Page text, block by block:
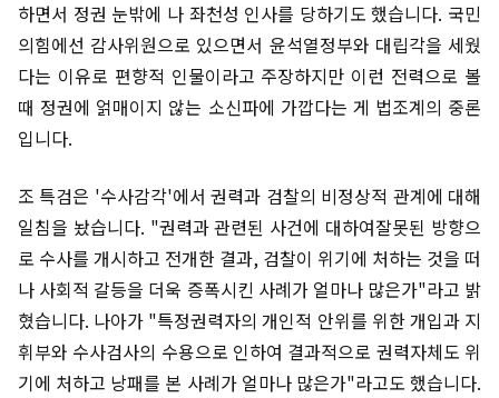
하면서 정권 눈밖에 나 좌천성 인사를 당하기도 했습니다. 국민
의힘에선 감사위원으로 있으면서 윤석열정부와 대립각을 세웠
다는 이유로 편향적 인물이라고 주장하지만 이런 전력으로 볼
때 정권에 얽매이지 않는 소신파에 가깝다는 게 법조계의 중론
입니다.
조 특검은 '수사감각'에서 권력과 검찰의 비정상적 관계에 대해
일침을 놨습니다. "권력과 관련된 사건에 대하여잘못된 방향으
로 수사를 개시하고 전개한 결과, 검찰이 위기에 처하는 것을 떠
나 사회적 갈등을 더욱 증폭시킨 사례가 얼마나 많은가"라고 밝
혔습니다. 나아가 "특정권력자의 개인적 안위를 위한 개입과 지
휘부와 수사검사의 수용으로 인하여 결과적으로 권력자체도 위
기에 처하고 낭패를 본 사례가 얼마나 많은가"라고도 했습니다.